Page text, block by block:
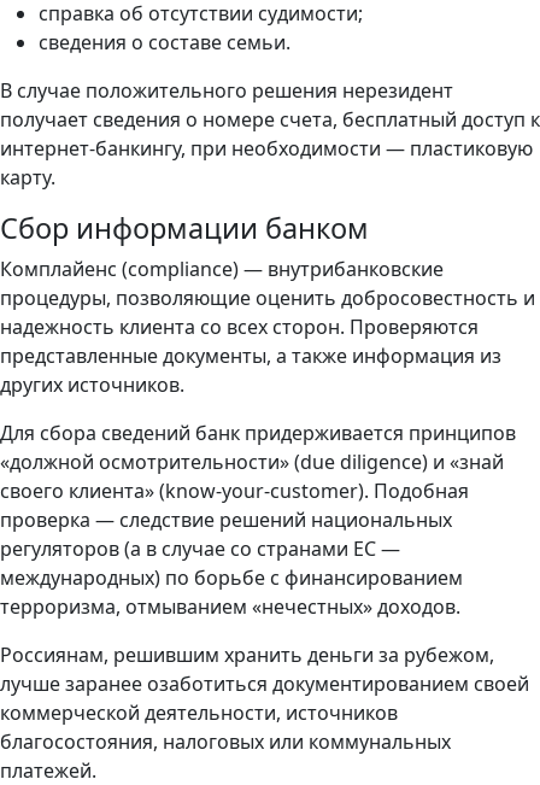
справка об отсутствии судимости;
сведения о составе семьи.
В случае положительного решения нерезидент
получает сведения о номере счета, бесплатный доступ к
интернет-банкингу, при необходимости — пластиковую
карту.
Сбор информации банком
Комплайенс (compliance) — внутрибанковские
процедуры, позволяющие оценить добросовестность и
надежность клиента со всех сторон. Проверяются
представленные документы, а также информация из
других источников.
Для сбора сведений банк придерживается принципов
«должной осмотрительности» (due diligence) и «знай
своего клиента» (know-your-customer). Подобная
проверка — следствие решений национальных
регуляторов (а в случае со странами ЕС —
международных) по борьбе с финансированием
терроризма, отмыванием «нечестных» доходов.
Россиянам, решившим хранить деньги за рубежом,
лучше заранее озаботиться документированием своей
коммерческой деятельности, источников
благосостояния, налоговых или коммунальных
платежей.